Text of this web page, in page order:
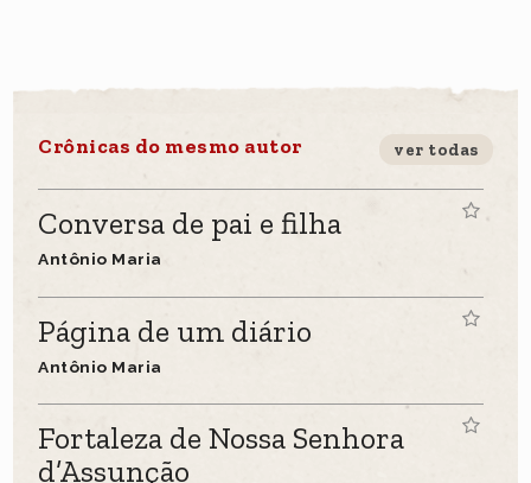
Crônicas do mesmo autor ver todas
Conversa de pai e filha
Antônio Maria
Página de um diário
Antônio Maria
Fortaleza de Nossa Senhora
d’Assunção